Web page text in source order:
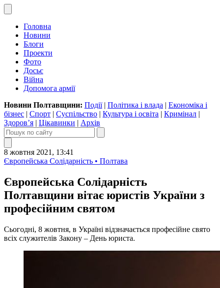
Головна
Новини
Блоги
Проекти
Фото
Досьє
Війна
Допомога армії
Новини Полтавщини: Події| Політика і влада | Економіка і
бізнес | Спорт | Суспільство | Культура і освіта | Кримінал |
Здоров’я | Цікавинки | Архів
8 жовтня 2021, 13:41
Європейська Солідарність • Полтава
Європейська Солідарність
Полтавщини вітає юристів України з
професійним святом
Сьогодні, 8 жовтня, в Україні відзначається професійне свято
всіх служителів Закону – День юриста.